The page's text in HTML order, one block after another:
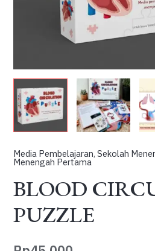
Media Pembelajaran,Sekolah
Menengah Pertama
BLOOD
PUZZLE